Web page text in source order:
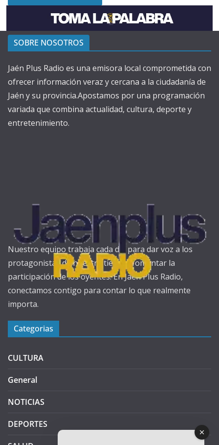
SOBRE NOSOTROS
Jaén Plus Radio es una emisora local comprometida con
ofrecer información veraz y cercana a la ciudadanía de
Jaén y su provincia.Apostamos por una programación
variada que combina actualidad, cultura, deporte y
entretenimiento.
Nuestro equipo trabaja cada día para dar voz a los
protagonistas de nuestra tierra y fomentar la
participación de los oyentes. En Jaén Plus Radio,
conectamos contigo para contar lo que realmente
importa.
Categorias
CULTURA
General
NOTICIAS
DEPORTES